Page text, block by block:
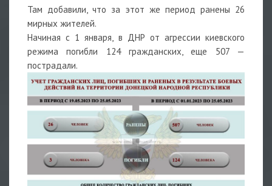
Там добавили, что за этот же период ранены 26
мирных жителей.
Начиная с 1 января, в ДНР от агрессии киевского
режима погибли 124 гражданских, еще 507 —
пострадали.